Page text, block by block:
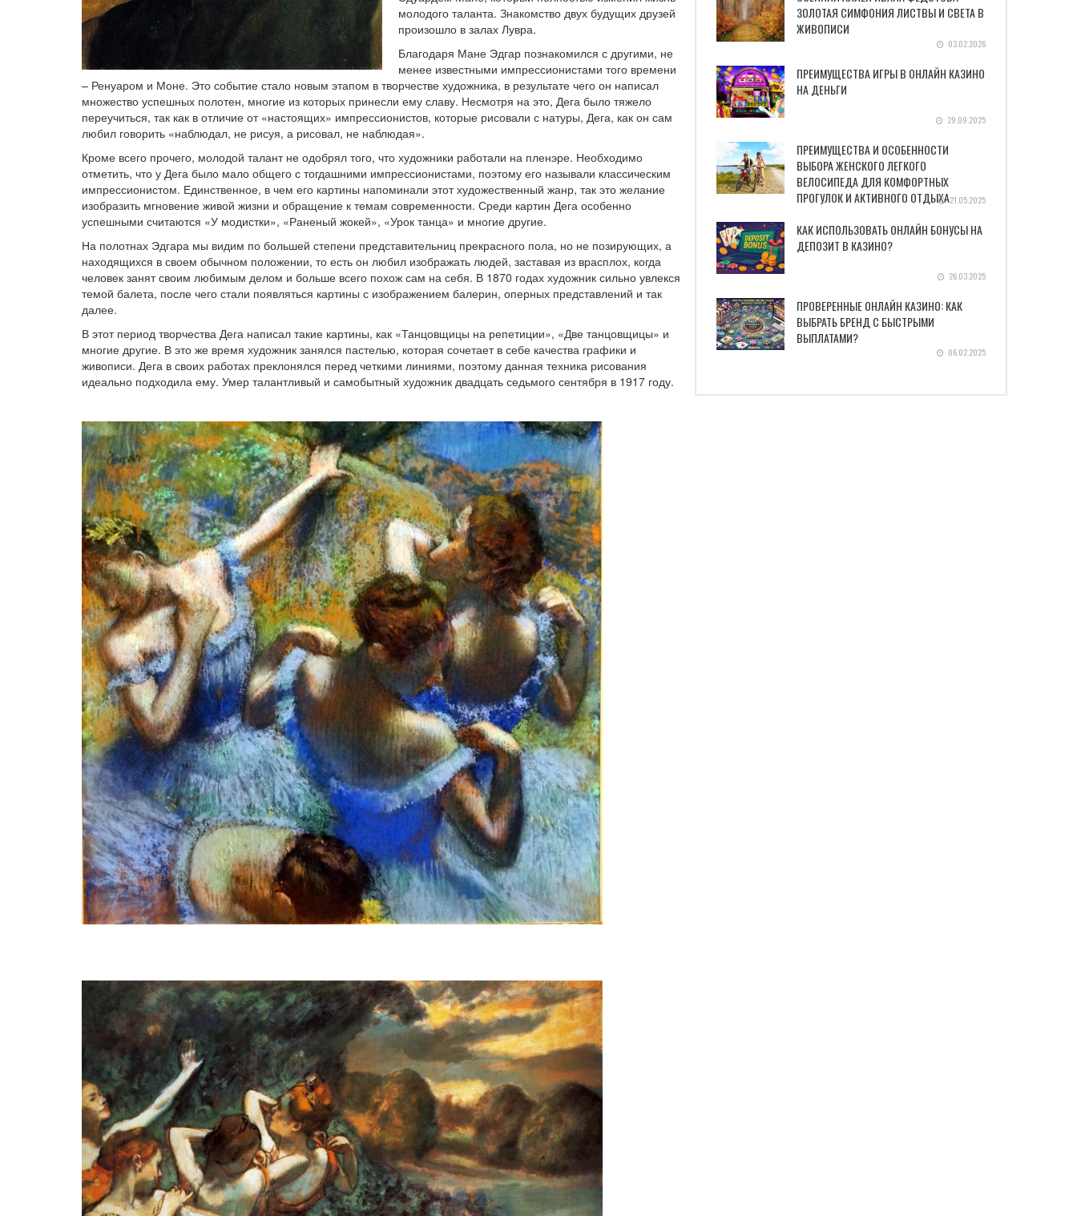
молодого таланта. Знакомство двух будущих друзей
произошло в залах Лувра.
Благодаря Мане Эдгар познакомился с другими, не
менее известными импрессионистами того времени
– Ренуаром и Моне. Это событие стало новым этапом в творчестве художника, в результате чего он написал
множество успешных полотен, многие из которых принесли ему славу. Несмотря на это, Дега было тяжело
переучиться, так как в отличие от «настоящих» импрессионистов, которые рисовали с натуры, Дега, как он сам
любил говорить «наблюдал, не рисуя, а рисовал, не наблюдая».
Кроме всего прочего, молодой талант не одобрял того, что художники работали на пленэре. Необходимо
отметить, что у Дега было мало общего с тогдашними импрессионистами, поэтому его называли классическим
импрессионистом. Единственное, в чем его картины напоминали этот художественный жанр, так это желание
изобразить мгновение живой жизни и обращение к темам современности. Среди картин Дега особенно
успешными считаются «У модистки», «Раненый жокей», «Урок танца» и многие другие.
На полотнах Эдгара мы видим по большей степени представительниц прекрасного пола, но не позирующих, а
находящихся в своем обычном положении, то есть он любил изображать людей, заставая из врасплох, когда
человек занят своим любимым делом и больше всего похож сам на себя. В 1870 годах художник сильно увлекся
темой балета, после чего стали появляться картины с изображением балерин, оперных представлений и так
далее.
В этот период творчества Дега написал такие картины, как «Танцовщицы на репетиции», «Две танцовщицы» и
многие другие. В это же время художник занялся пастелью, которая сочетает в себе качества графики и
живописи. Дега в своих работах преклонялся перед четкими линиями, поэтому данная техника рисования
идеально подходила ему. Умер талантливый и самобытный художник двадцать седьмого сентября в 1917 году.
ЗОЛОТАЯ СИМФОНИЯ ЛИСТВЫ И СВЕТА В
ЖИВОПИСИ
03.02.2026
ПРЕИМУЩЕСТВА ИГРЫ В ОНЛАЙН КАЗИНО
НА ДЕНЬГИ
29.09.2025
ПРЕИМУЩЕСТВА И ОСОБЕННОСТИ
ВЫБОРА ЖЕНСКОГО ЛЕГКОГО
ВЕЛОСИПЕДА ДЛЯ КОМФОРТНЫХ
ПРОГУЛОК И АКТИВНОГО ОТДЫХА21.05.2025
КАК ИСПОЛЬЗОВАТЬ ОНЛАЙН БОНУСЫ НА
ДЕПОЗИТ В КАЗИНО?
26.03.2025
ПРОВЕРЕННЫЕ ОНЛАЙН КАЗИНО: КАК
ВЫБРАТЬ БРЕНД С БЫСТРЫМИ
ВЫПЛАТАМИ?
06.02.2025